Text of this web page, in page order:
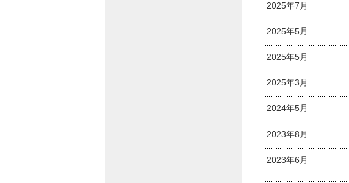
2025年7月
2025年5月
2025年5月
2025年3月
2024年5月
2023年8月
2023年6月